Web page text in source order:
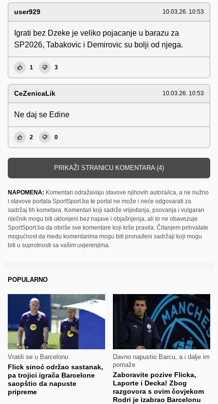
user929 10.03.26. 10:53
Igrati bez Dzeke je veliko pojacanje u barazu za
SP2026, Tabakovic i Demirovic su bolji od njega.
1 3
CeZenicaLik 10.03.26. 10:53
Ne daj se Edine
2 0
PRIKAŽI STRANICU KOMENTARA (4)
NAPOMENA: Komentari odražavaju stavove njihovih autora/ica, a ne nužno
i stavove portala SportSport.ba te portal ne može i neće odgovarati za
sadržaj tih kometara. Komentari koji sadrže vrijeđanja, psovanja i vulgaran
riječnik mogu biti uklonjeni bez najave i objašnjenja, ali to ne obavezuje
SportSport.ba da obriše sve komentare koji krše pravila. Čitanjem prihvatate
mogućnost da među komentarima mogu biti pronađeni sadržaji koji mogu
biti u suprotnosti sa vašim uvjerenjima.
POPULARNO
Vratili se u Barcelonu
Flick sinoć održao sastanak,
pa trojici igrača Barcelone
saopštio da napuste
pripreme
Davno napustio Barcu, a i dalje im
pomaže
Zaboravite pozive Flicka,
Laporte i Decka! Zbog
razgovora s ovim čovjekom
Rodri je izabrao Barcelonu